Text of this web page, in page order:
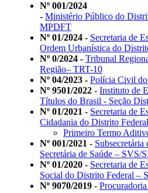
Nº 001/2024
- Ministério Público do
MPDFT
Nº 01/2024 - Secretaria de
Ordem Urbanística do
Nº 0/2024 - Tribunal
Região– TRT-10
Nº 04/2023 - Polícia Civil
Nº 9501/2022 - Instituto de
Títulos do Brasil - Seção
Nº 01/2021 - Secretaria de
Cidadania do Distrito
Primeiro Termo
Nº 001/2021 -
Secretária de Saúde – SVS/
Nº 01/2020 - Secretaria de
Social do Distrito Federal –
Nº 9070/2019 -